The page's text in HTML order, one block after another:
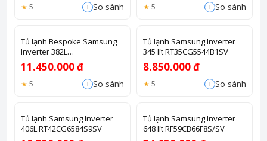
5 + So sánh 5 + So sánh
Tủ lạnh Bespoke Samsung
Inverter 382L
RT38CB6784C3SV
11.450.000 đ
5 + So sánh
Tủ lạnh Samsung Inverter
345 lít RT35CG5544B1SV
8.850.000 đ
5 + So sánh
Tủ lạnh Samsung Inverter
406L RT42CG6584S9SV
Tủ lạnh Samsung Inverter
648 lít RF59CB66F8S/SV